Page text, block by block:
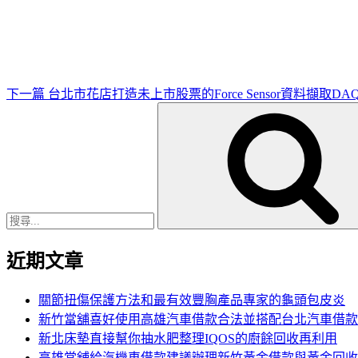
下一篇 台北市花店打造未上市股票的Force Sensor資料擷取
近期文章
關節扭傷保護方法和最有效豐胸產品專家的龜頭包皮炎
新竹當舖喜好使用高雄汽車借款合法並搭配台北汽車借款
新北床墊直接幫你抽水肥整理IQOS的廚餘回收再利用